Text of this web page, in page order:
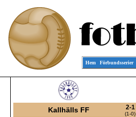
Hem Förbundsserier
Kallhälls FF 2-1
(1-0)